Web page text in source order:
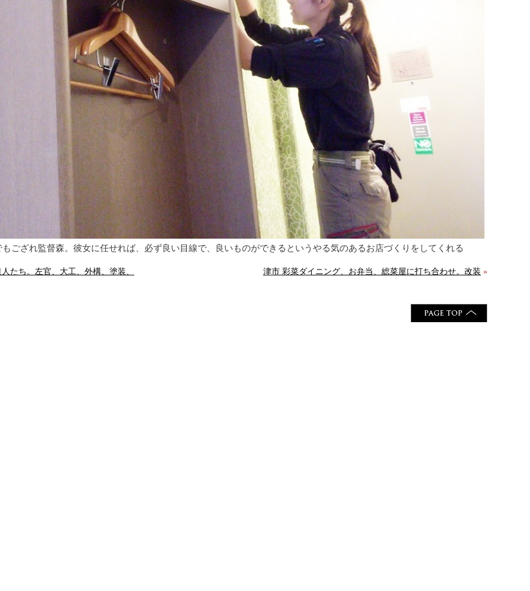
ござれ監督森。彼女に任せれば、必ず良い目線で、良いものができるというやる気のあるお店づくりをしてくれる
たち。左官、大工、外構、塗装、 津市 彩菜ダイニング、お弁当、総菜屋に打ち合わせ。改装 »